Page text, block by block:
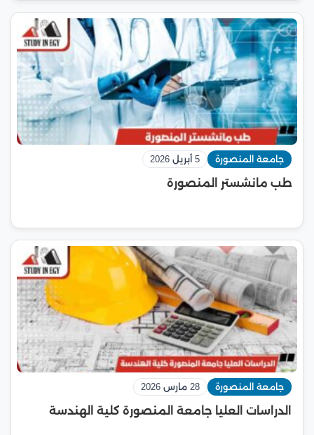
جامعة المنصورة 5 أبريل 2026
طب مانشستر المنصورة
جامعة المنصورة 28 مارس 2026
الدراسات العليا جامعة المنصورة كلية الهندسة